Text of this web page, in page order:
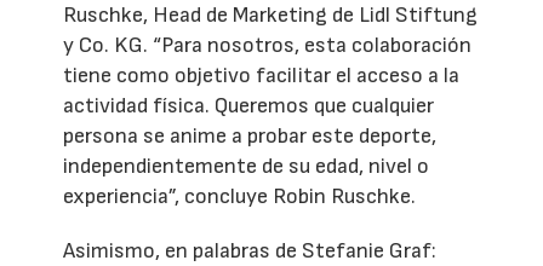
Ruschke, Head de Marketing de Lidl Stiftung
y Co. KG. “Para nosotros, esta colaboración
tiene como objetivo facilitar el acceso a la
actividad física. Queremos que cualquier
persona se anime a probar este deporte,
independientemente de su edad, nivel o
experiencia”, concluye Robin Ruschke.
Asimismo, en palabras de Stefanie Graf: